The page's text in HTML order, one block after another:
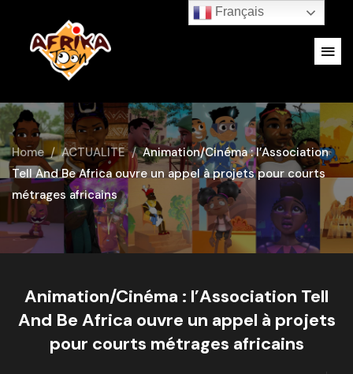
Home ACTUALITE
Animation/Cinéma : l’Association
Tell And Be Africa ouvre un appel à projets pour courts
métrages africains
Animation/Cinéma : l’Association Tell
And Be Africa ouvre un appel à projets
pour courts métrages africains
Français